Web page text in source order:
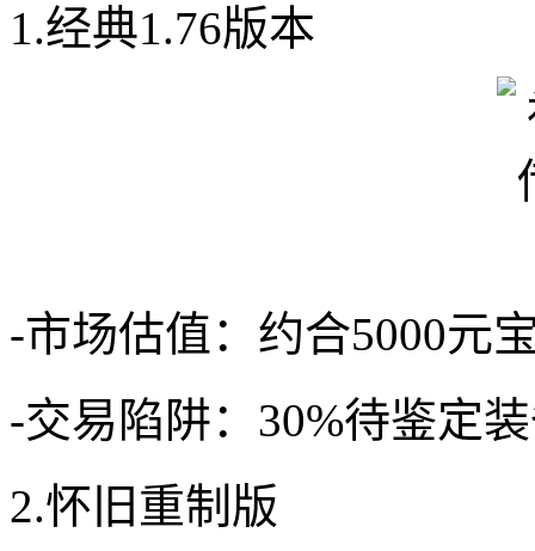
1.经典1.76版本
-市场估值：约合5000元
-交易陷阱：30%待鉴定
2.怀旧重制版